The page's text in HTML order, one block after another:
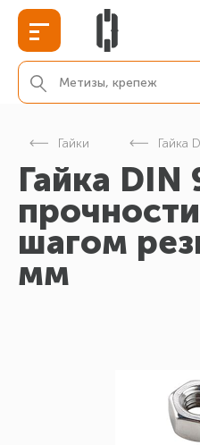
Гайки Гайка
Гайка DIN
шагом
мм